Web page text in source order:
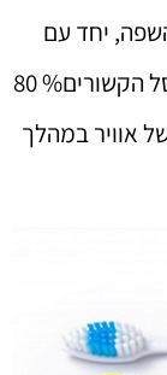
יחד עם
שימוש בחוט דנטלי הרגל לנצל יהיה לחסל הקשורים% 80
אוויר במהלך